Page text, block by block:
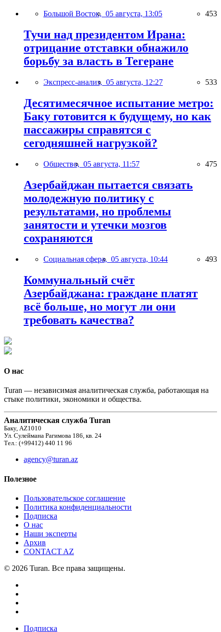
Большой Восток, 05 августа, 13:05 453
Тучи над президентом Ирана:
отрицание отставки обнажило
борьбу за власть в Тегеране
Экспресс-анализ, 05 августа, 12:27 533
Десятимесячное испытание метро:
Баку готовится к будущему, но как
пассажиры справятся с
сегодняшней нагрузкой?
Общество, 05 августа, 11:57 475
Азербайджан пытается связать
молодежную политику с
результатами, но проблемы
занятости и утечки мозгов
сохраняются
Социальная сфера, 05 августа, 10:44 493
Коммунальный счёт
Азербайджана: граждане платят
всё больше, но могут ли они
требовать качества?
О нас
Turan — независимая аналитическая служба, работающая на
стыке политики, экономики и общества.
Аналитическая служба Turan
Баку, AZ1010
Ул. Сулеймана Рагимова 186, кв. 24
Тел.: (+99412) 440 11 96
agency@turan.az
Полезное
Пользовательское соглашение
Политика конфиденциальности
Подписка
О нас
Наши эксперты
Архив
CONTACT AZ
© 2026 Turan. Все права защищены.
Подписка